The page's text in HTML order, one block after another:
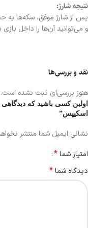
نتیجه شارژ:
و می‌توانید آن‌ها را داخل بازی
نقد و بررسی‌ها
هنوز بررسی‌ای ثبت نشده است.
اسکیپس”
نشانی ایمیل شما منتشر
امتیاز شما*
دیدگاه شما*